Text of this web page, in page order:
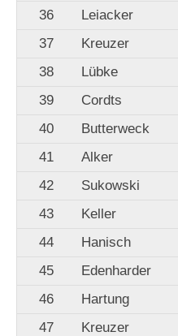
36
Leiacker
37
Kreuzer
38
Lübke
39
Cordts
40
Butterweck
41
Alker
42
Sukowski
43
Keller
44
Hanisch
45
Edenharder
46
Hartung
47
Kreuzer